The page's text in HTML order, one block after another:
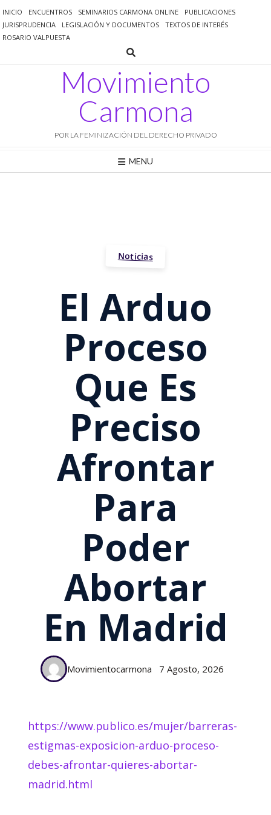
al
contenido
INICIO ENCUENTROS SEMINARIOS CARMONA ONLINE
PUBLICACIONES
JURISPRUDENCIA
LEGISLACIÓN Y DOCUMENTOS
TEXTOS DE INTERÉS
ROSARIO VALPUESTA
Movimiento
Carmona
POR LA FEMINIZACIÓN DEL DERECHO PRIVADO
MENU
Noticias
El Arduo
Proceso
Que Es
Preciso
Afrontar
Para
Poder
Abortar
En Madrid
Movimientocarmona 7 Agosto, 2026
https://www.publico.es/mujer/barreras-
estigmas-exposicion-arduo-proceso-
debes-afrontar-quieres-abortar-
madrid.html